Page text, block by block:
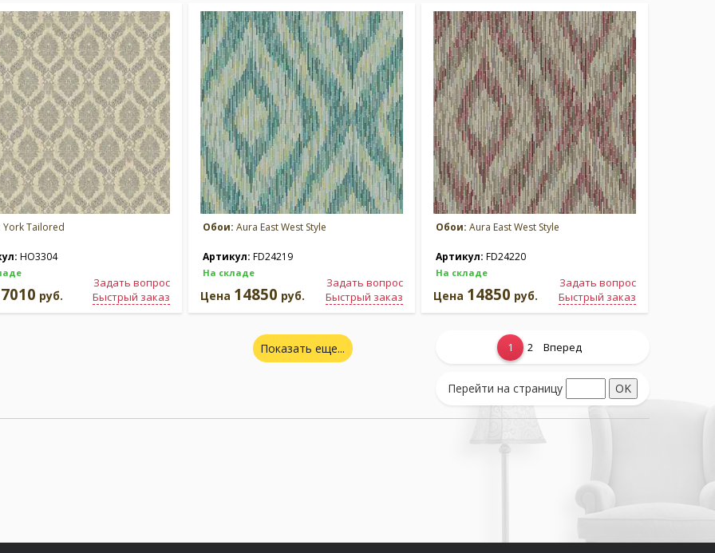
York Tailored
HO3304
Задать вопрос
Быстрый заказ
7010 руб.
Обои: Aura East West Style
Артикул: FD24219
На складе
Задать вопрос
Быстрый заказ
Цена 14850 руб.
Обои: Aura East West Style
Артикул: FD24220
На складе
Задать вопрос
Быстрый заказ
Цена 14850 руб.
Показать еще... 1 2 Вперед
Перейти на страницу